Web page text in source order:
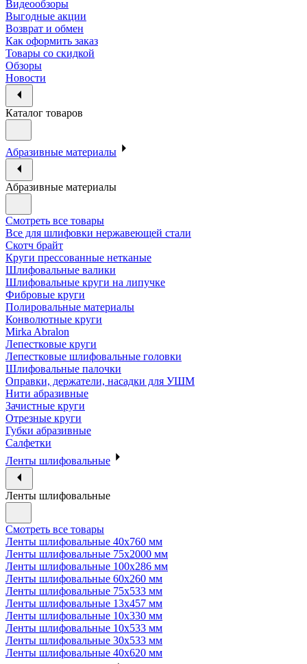
Видеообзоры
Выгодные акции
Возврат и обмен
Как оформить заказ
Товары со скидкой
Обзоры
Новости
Каталог товаров
Абразивные материалы
Абразивные материалы
Смотреть все товары
Все для шлифовки нержавеющей стали
Скотч брайт
Круги прессованные нетканые
Шлифовальные валики
Шлифовальные круги на липучке
Фибровые круги
Полировальные материалы
Конволютные круги
Mirka Abralon
Лепестковые круги
Лепестковые шлифовальные головки
Шлифовальные палочки
Оправки, держатели, насадки для УШМ
Нити абразивные
Зачистные круги
Отрезные круги
Губки абразивные
Салфетки
Ленты шлифовальные
Ленты шлифовальные
Смотреть все товары
Ленты шлифовальные 40х760 мм
Ленты шлифовальные 75х2000 мм
Ленты шлифовальные 100х286 мм
Ленты шлифовальные 60х260 мм
Ленты шлифовальные 75х533 мм
Ленты шлифовальные 13х457 мм
Ленты шлифовальные 10х330 мм
Ленты шлифовальные 10х533 мм
Ленты шлифовальные 30х533 мм
Ленты шлифовальные 40х620 мм